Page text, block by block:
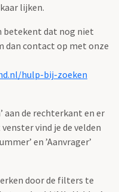
lijken.
betekent dat nog niet
dan contact op met onze
hulp-bij-zoeken
aan de rechterkant en er
vind je de velden
en ’Aanvrager’
door de filters te